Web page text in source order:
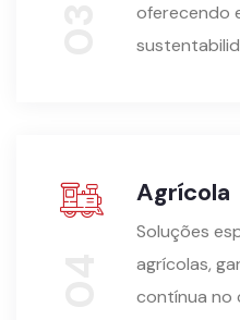
oferecendo
Agrícola
Soluções
agrícolas,
contínua no